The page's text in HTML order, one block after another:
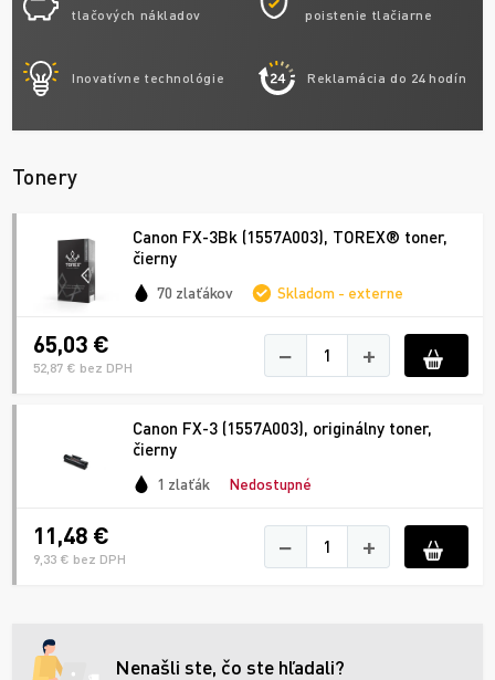
tlačových nákladov
poistenie tlačiarne
Inovatívne technológie Reklamácia do 24 hodín
Tonery
Canon FX-3Bk (1557A003), TOREX® toner,
čierny
70 zlaťákov Skladom - externe
65,03 €
52,87 € bez DPH − +
Canon FX-3 (1557A003), originálny toner,
čierny
1 zlaťák Nedostupné
11,48 €
9,33 € bez DPH − +
Nenašli ste, čo ste hľadali?